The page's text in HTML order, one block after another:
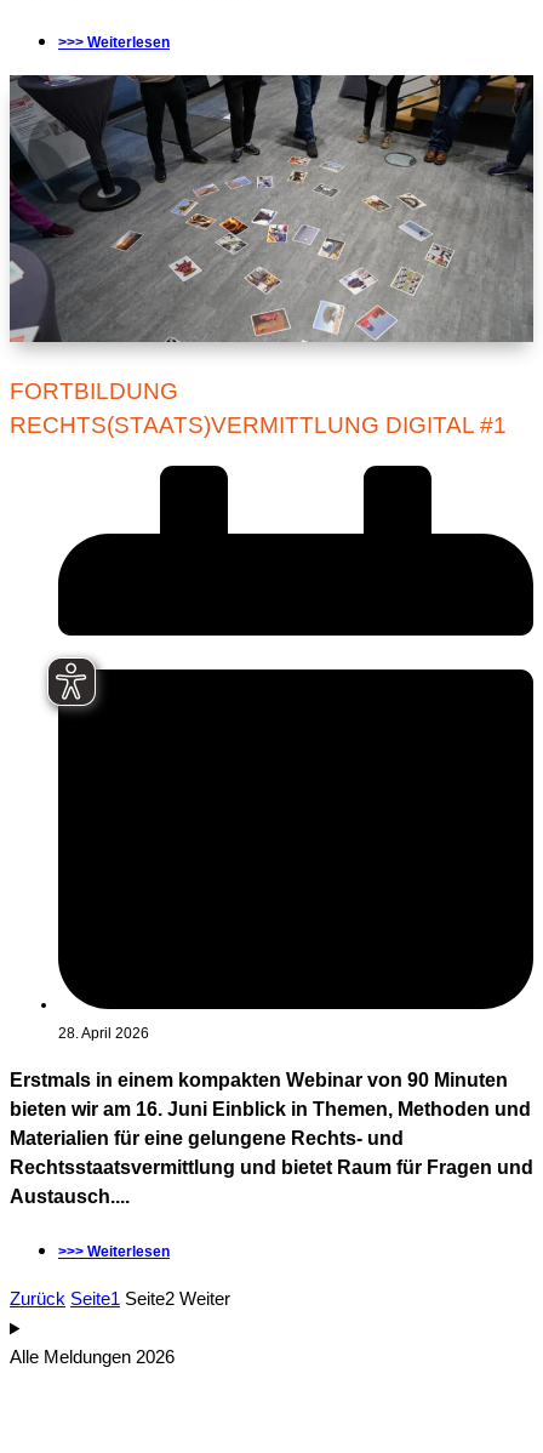
>>> Weiterlesen
FORTBILDUNG
RECHTS(STAATS)VERMITTLUNG DIGITAL #1
28. April 2026
Erstmals in einem kompakten Webinar von 90 Minuten
bieten wir am 16. Juni Einblick in Themen, Methoden und
Materialien für eine gelungene Rechts- und
Rechtsstaatsvermittlung und bietet Raum für Fragen und
Austausch....
>>> Weiterlesen
Zurück Seite1 Seite2 Weiter
Alle Meldungen 2026